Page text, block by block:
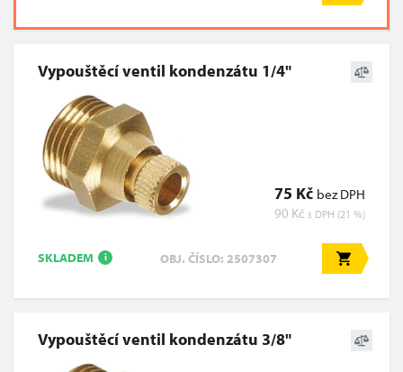
Vypouštěcí ventil kondenzátu 1/4"
75 Kč bez DPH
90 Kč s DPH (21 %)
SKLADEM i OBJ. ČÍSLO: 2507307
Vypouštěcí ventil kondenzátu 3/8"